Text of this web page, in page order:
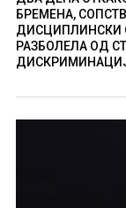
БРЕМЕНА,
ДИСЦИПЛИНСКИ
РАЗБОЛЕЛА ОД